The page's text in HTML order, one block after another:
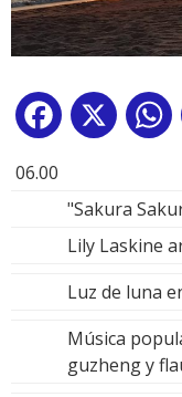
Facebook
X
06.00
"Sakura
Lily Laskine
Luz de luna
Música
guzheng y